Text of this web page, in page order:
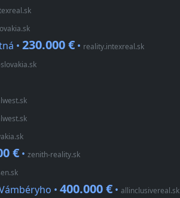
• 230.000 € • reality.intexreal.sk
€ • zenith-reality.sk
• 400.000 € • allinclusivereal.sk